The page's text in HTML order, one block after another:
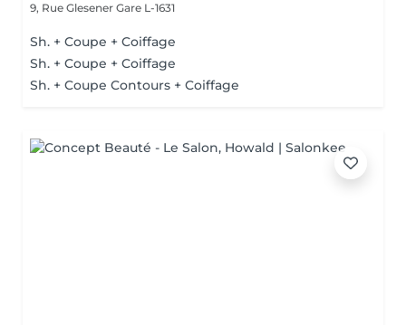
9, Rue Glesener Gare L-1631
Sh. + Coupe + Coiffage
Sh. + Coupe + Coiffage
Sh. + Coupe Contours + Coiffage